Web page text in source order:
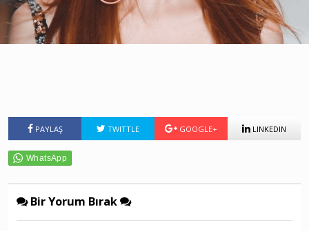
PAYLAŞ TWITTLE GOOGLE+ LINKEDIN
Bir Yorum Bırak